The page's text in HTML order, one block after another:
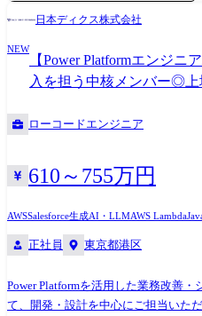
ニアスキルを身に着ける」 ●「日本
ったメンバーがたくさんいます！ こ
きたいと思っていただける方からのご
すべき業務の変更の範囲:IT開発関連
計～テスト/リリースまで ・テスト
発 ・テスト設計経験 ・C#やVB.NET
た開発経験 etc.
日本ディクス株式会社
NEW
【Power Platformエンジニ
入を担う中核メンバー◎上
ローコードエンジニア
610～755万円
AWSSalesforce生成AI・LLMAWS Lambda
正社員 東京都港区
Power Platformを活用した業務改善
て、開発・設計を中心にご担当いた